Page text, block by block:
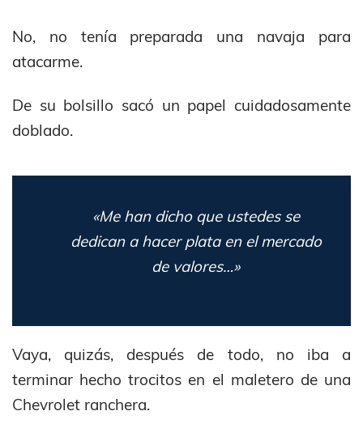
No, no tenía preparada una navaja para
atacarme.
De su bolsillo sacó un papel cuidadosamente
doblado.
«Me han dicho que ustedes se
dedican a hacer plata en el mercado
de valores…»
Vaya, quizás, después de todo, no iba a
terminar hecho trocitos en el maletero de una
Chevrolet ranchera.